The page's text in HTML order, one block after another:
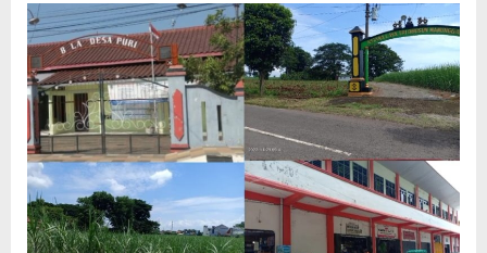
Puri
Terima
Suap
2
M